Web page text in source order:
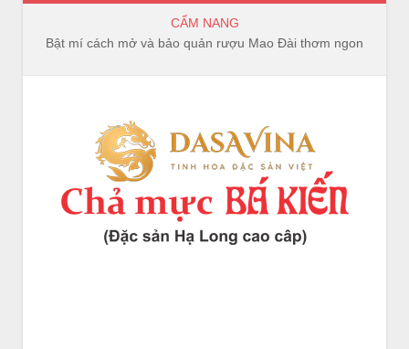
CẨM NANG
Bật mí cách mở và bảo quản rượu Mao Đài thơm ngon, trọn vị